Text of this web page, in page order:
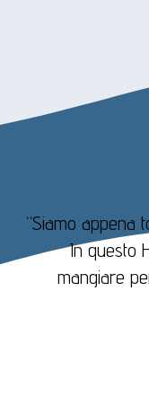
“Siamo appena
In questo
mangiare